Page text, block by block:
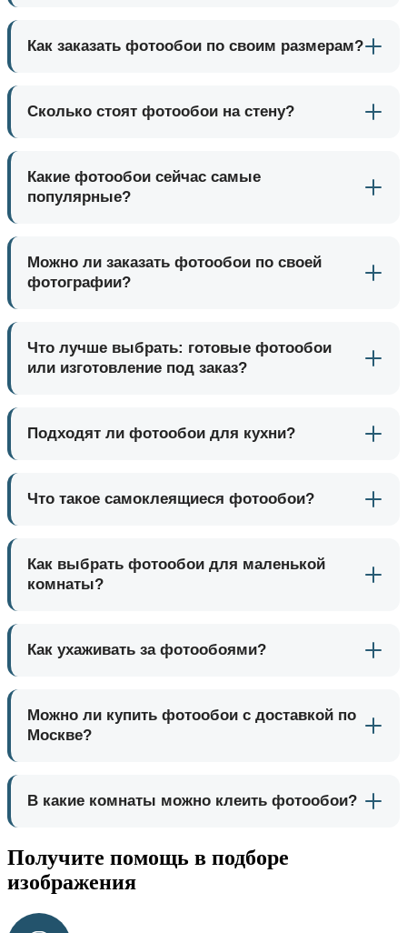
Как заказать фотообои по своим размерам?
Сколько стоят фотообои на стену?
Какие фотообои сейчас самые
популярные?
Можно ли заказать фотообои по своей
фотографии?
Что лучше выбрать: готовые фотообои
или изготовление под заказ?
Подходят ли фотообои для кухни?
Что такое самоклеящиеся фотообои?
Как выбрать фотообои для маленькой
комнаты?
Как ухаживать за фотообоями?
Можно ли купить фотообои с доставкой по
Москве?
В какие комнаты можно клеить фотообои?
Получите помощь в подборе
изображения